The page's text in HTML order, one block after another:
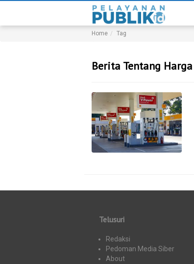
Home Tag
Berita Tentang
Telusuri
Redaksi
Pedoman Media Siber
About